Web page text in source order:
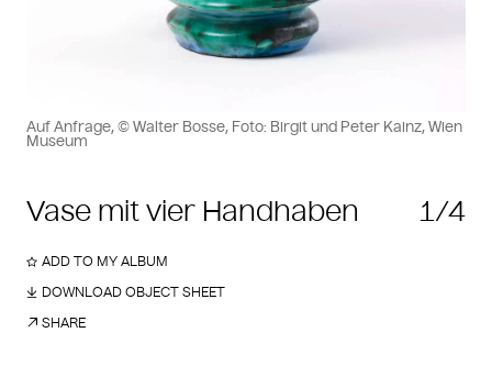
Vase mit vier Handhaben 1/4
Auf Anfrage, © Walter Bosse, Foto: Birgit und Peter Kainz, Wien
Museum
ADD TO MY ALBUM
DOWNLOAD OBJECT SHEET
SHARE